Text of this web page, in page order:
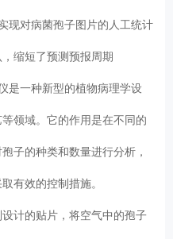
现对病菌孢子图片的人工统计
缩短了预测预报周期
是一种新型的植物病理学设
领域。它的作用是在不同的
子的种类和数量进行分析，
有效的控制措施。
计的贴片，将空气中的孢子